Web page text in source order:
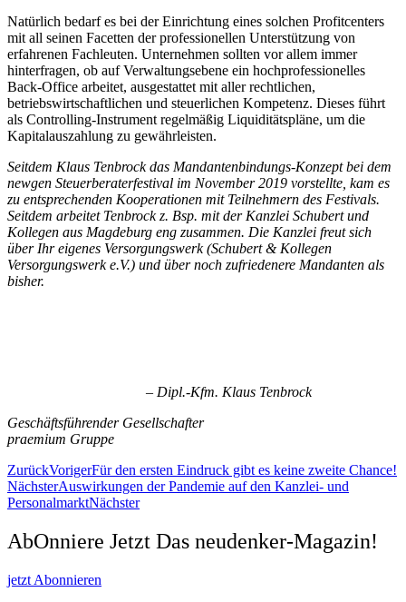
Natürlich bedarf es bei der Einrichtung eines solchen Profitcenters
mit all seinen Facetten der professionellen Unterstützung von
erfahrenen Fachleuten. Unternehmen sollten vor allem immer
hinterfragen, ob auf Verwaltungsebene ein hochprofessionelles
Back-Office arbeitet, ausgestattet mit aller rechtlichen,
betriebswirtschaftlichen und steuerlichen Kompetenz. Dieses führt
als Controlling-Instrument regelmäßig Liquiditätspläne, um die
Kapitalauszahlung zu gewährleisten.
Seitdem Klaus Tenbrock das Mandantenbindungs-Konzept bei dem
newgen Steuerberaterfestival im November 2019 vorstellte, kam es
zu entsprechenden Kooperationen mit Teilnehmern des Festivals.
Seitdem arbeitet Tenbrock z. Bsp. mit der Kanzlei Schubert und
Kollegen aus Magdeburg eng zusammen. Die Kanzlei freut sich
über Ihr eigenes Versorgungswerk (Schubert & Kollegen
Versorgungswerk e.V.) und über noch zufriedenere Mandanten als
bisher.
– Dipl.-Kfm. Klaus Tenbrock
Geschäftsführender Gesellschafter
praemium Gruppe
ZurückVorigerFür den ersten Eindruck gibt es keine zweite Chance!
NächsterAuswirkungen der Pandemie auf den Kanzlei- und
PersonalmarktNächster
AbOnniere Jetzt Das neudenker-Magazin!
jetzt Abonnieren